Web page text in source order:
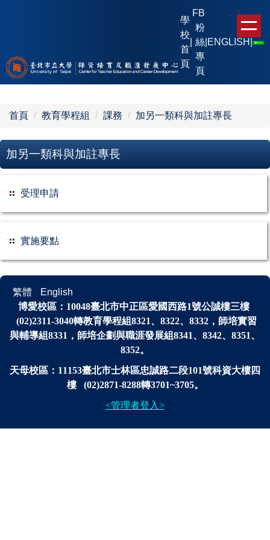
內
容
學
校
首
頁
FB
粉
絲
專
頁
ENGLISH |
首頁 教育學程組 課務 加另一類科與加註專長
加另一類科與加註專長
受理申請
實施要點
繁體
English
博愛校區： 10048臺北市中正區愛國西路1號公誠樓三樓
(02)2311-3040轉教育學程組8321、8322、8332，師培實習
與輔導組8331，師培企劃與職涯發展組8341、 8342、8351、
8352。
天母校區：11153臺北市士林區忠誠路二段101號科資大樓四
樓 (02)2871-8288轉3701~3705。
<管理者登入>